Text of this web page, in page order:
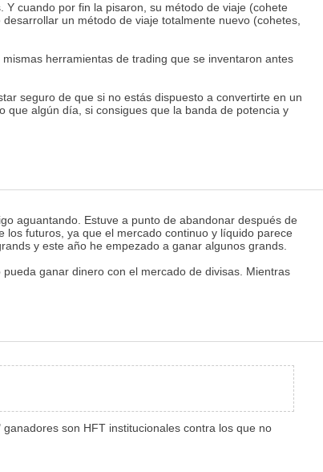
cuando por fin la pisaron, su método de viaje (cohete
desarrollar un método de viaje totalmente nuevo (cohetes,
herramientas de trading que se inventaron antes
seguro de que si no estás dispuesto a convertirte en un
que algún día, si consigues que la banda de potencia y
aguantando. Estuve a punto de abandonar después de
futuros, ya que el mercado continuo y líquido parece
y este año he empezado a ganar algunos grands.
ganar dinero con el mercado de divisas. Mientras
son HFT institucionales contra los que no